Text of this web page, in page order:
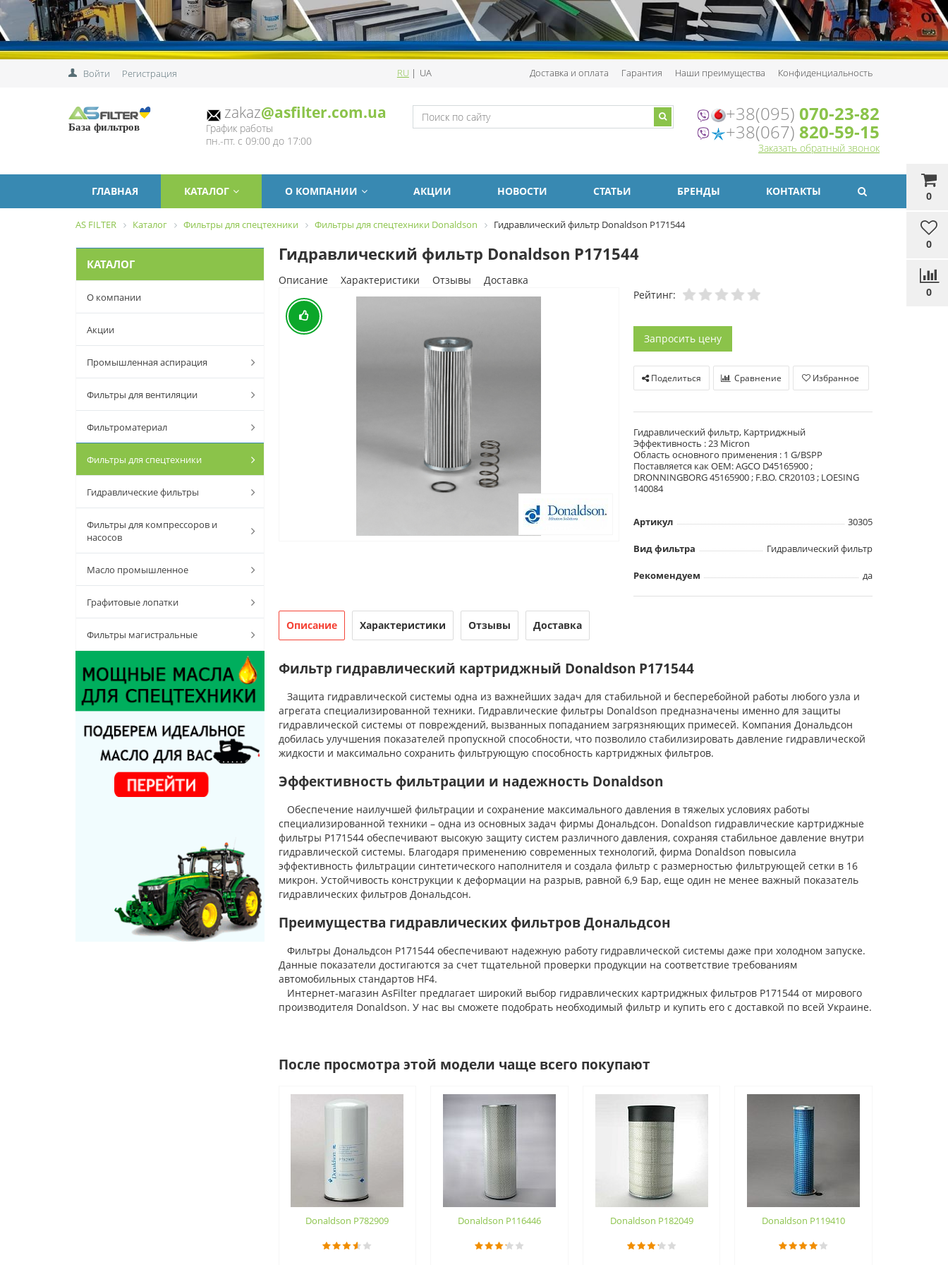
Войти Регистрация RU| UA Доставка и оплата Гарантия Наши преимущества Конфиденциальность
0
0
0
База фильтров
zakaz@asfilter.com.ua
График работы
пн.-пт. с 09:00 до 17:00
+38(095) 070-23-82
+38(067) 820-59-15
Заказать обратный звонок
ГЛАВНАЯ КАТАЛОГ О КОМПАНИИ АКЦИИ НОВОСТИ СТАТЬИ БРЕНДЫ КОНТАКТЫ
AS FILTER Каталог Фильтры для спецтехники Фильтры для спецтехники Donaldson Гидравлический фильтр Donaldson P171544
КАТАЛОГ
О компании
Акции
Промышленная аспирация
Фильтры для вентиляции
Фильтроматериал
Фильтры для спецтехники
Гидравлические фильтры
Фильтры для компрессоров и
насосов
Масло промышленное
Графитовые лопатки
Фильтры магистральные
Гидравлический фильтр Donaldson P171544
Описание Характеристики Отзывы
Доставка
Рейтинг:
Запросить цену
Поделиться Сравнение Избранное
Гидравлический фильтр, Картриджный
Эффективность : 23 Micron
Область основного применения : 1 G/BSPP
Поставляется как OEM: AGCO D45165900 ;
DRONNINGBORG 45165900 ; F.B.O. CR20103 ; LOESING
140084
Артикул 30305
Вид фильтра Гидравлический фильтр
Рекомендуем да
Описание Характеристики Отзывы Доставка
Фильтр гидравлический картриджный Donaldson P171544
Защита гидравлической системы одна из важнейших задач для стабильной и бесперебойной работы любого узла и
агрегата специализированной техники. Гидравлические фильтры Donaldson предназначены именно для защиты
гидравлической системы от повреждений, вызванных попаданием загрязняющих примесей. Компания Дональдсон
добилась улучшения показателей пропускной способности, что позволило стабилизировать давление гидравлической
жидкости и максимально сохранить фильтрующую способность картриджных фильтров.
Эффективность фильтрации и надежность Donaldson
Обеспечение наилучшей фильтрации и сохранение максимального давления в тяжелых условиях работы
специализированной техники – одна из основных задач фирмы Дональдсон. Donaldson гидравлические картриджные
фильтры P171544 обеспечивают высокую защиту систем различного давления, сохраняя стабильное давление внутри
гидравлической системы. Благодаря применению современных технологий, фирма Donaldson повысила
эффективность фильтрации синтетического наполнителя и создала фильтр с размерностью фильтрующей сетки в 16
микрон. Устойчивость конструкции к деформации на разрыв, равной 6,9 Бар, еще один не менее важный показатель
гидравлических фильтров Дональдсон.
Преимущества гидравлических фильтров Дональдсон
Фильтры Дональдсон P171544 обеспечивают надежную работу гидравлической системы даже при холодном запуске.
Данные показатели достигаются за счет тщательной проверки продукции на соответствие требованиям
автомобильных стандартов HF4.
Интернет-магазин AsFilter предлагает широкий выбор гидравлических картриджных фильтров P171544 от мирового
производителя Donaldson. У нас вы сможете подобрать необходимый фильтр и купить его с доставкой по всей Украине.
После просмотра этой модели чаще всего покупают
Donaldson P782909 Donaldson P116446 Donaldson P182049 Donaldson P119410